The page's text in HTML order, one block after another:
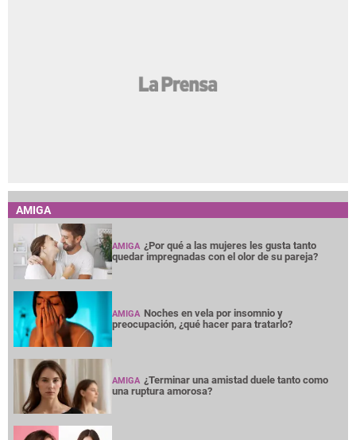
AMIGA
AMIGA ¿Por qué a las mujeres les gusta tanto
quedar impregnadas con el olor de su pareja?
AMIGA Noches en vela por insomnio y
preocupación, ¿qué hacer para tratarlo?
AMIGA ¿Terminar una amistad duele tanto como
una ruptura amorosa?